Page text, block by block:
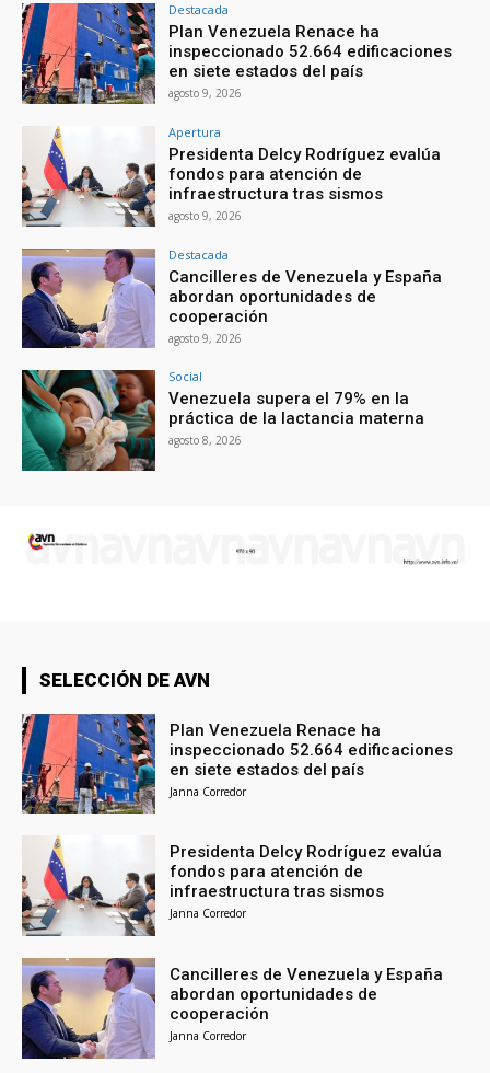
Destacada
Plan Venezuela Renace ha
inspeccionado 52.664 edificaciones
en siete estados del país
agosto 9, 2026
Apertura
Presidenta Delcy Rodríguez evalúa
fondos para atención de
infraestructura tras sismos
agosto 9, 2026
Destacada
Cancilleres de Venezuela y España
abordan oportunidades de
cooperación
agosto 9, 2026
Social
Venezuela supera el 79% en la
práctica de la lactancia materna
agosto 8, 2026
SELECCIÓN DE AVN
Plan Venezuela Renace ha
inspeccionado 52.664 edificaciones
en siete estados del país
Janna Corredor
Presidenta Delcy Rodríguez evalúa
fondos para atención de
infraestructura tras sismos
Janna Corredor
Cancilleres de Venezuela y España
abordan oportunidades de
cooperación
Janna Corredor